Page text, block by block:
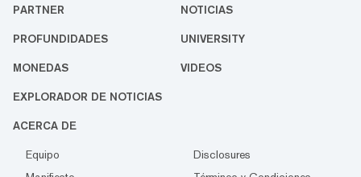
PARTNER NOTICIAS
PROFUNDIDADES UNIVERSITY
MONEDAS VIDEOS
EXPLORADOR DE NOTICIAS
ACERCA DE
Equipo
Disclosures